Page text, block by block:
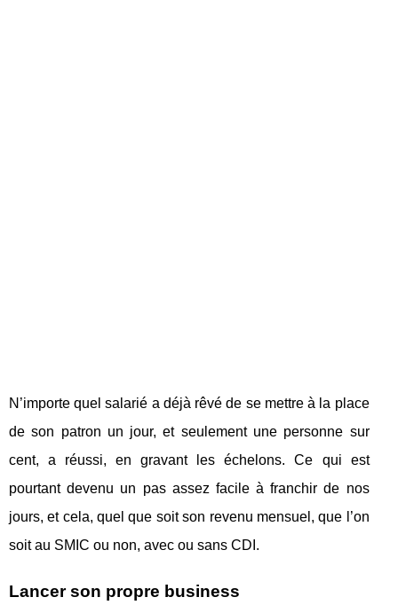
N’importe quel salarié a déjà rêvé de se mettre à la place
de son patron un jour, et seulement une personne sur
cent, a réussi, en gravant les échelons. Ce qui est
pourtant devenu un pas assez facile à franchir de nos
jours, et cela, quel que soit son revenu mensuel, que l’on
soit au SMIC ou non, avec ou sans CDI.
Lancer son propre business